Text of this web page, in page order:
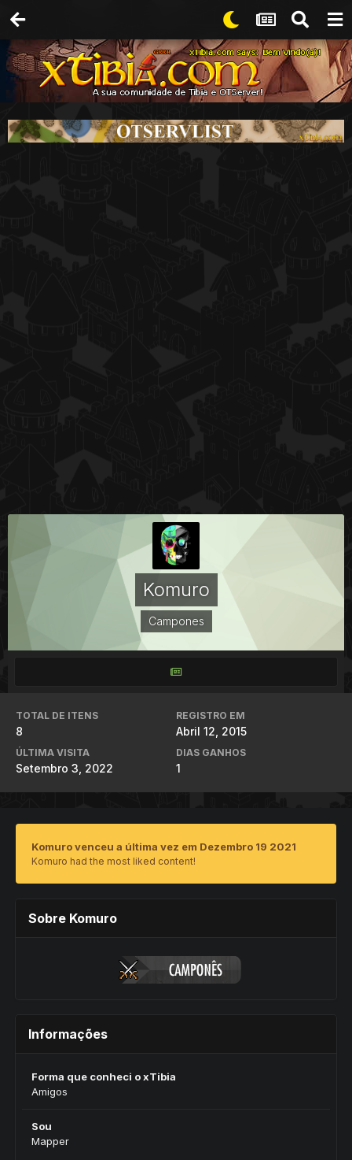
Komuro
Campones
TOTAL DE ITENS
8
REGISTRO EM
Abril 12, 2015
ÚLTIMA VISITA
Setembro 3, 2022
DIAS GANHOS
1
Komuro venceu a última vez em Dezembro 19 2021
Komuro had the most liked content!
Sobre Komuro
Informações
Forma que conheci o xTibia
Amigos
Sou
Mapper